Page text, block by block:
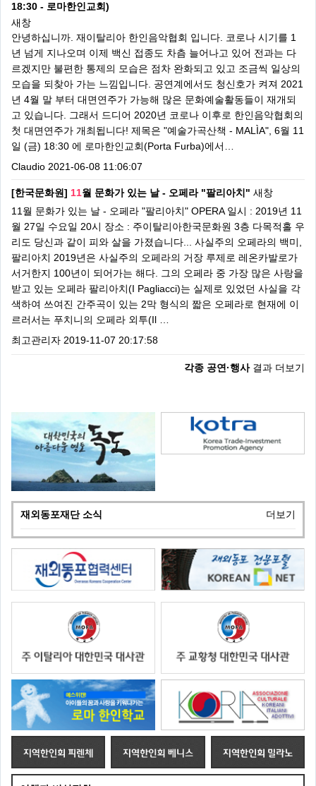
18:30 - 로마한인교회)
새창
안녕하십니까. 재이탈리아 한인음악협회 입니다. 코로나 시기를 1
년 넘게 지나오며 이제 백신 접종도 차츰 늘어나고 있어 전과는 다
르겠지만 불편한 통제의 모습은 점차 완화되고 있고 조금씩 일상의
모습을 되찾아 가는 느낌입니다. 공연계에서도 청신호가 켜져 2021
년 4월 말 부터 대면연주가 가능해 많은 문화예술활동들이 재개되
고 있습니다. 그래서 드디어 2020년 코로나 이후로 한인음악협회의
첫 대면연주가 개최됩니다! 제목은 "예술가곡산책 - MALÌA", 6월 11
일 (금) 18:30 에 로마한인교회(Porta Furba)에서…
Claudio 2021-06-08 11:06:07
[한국문화원] 11월 문화가 있는 날 - 오페라 "팔리아치" 새창
11월 문화가 있는 날 - 오페라 "팔리아치" OPERA 일시 : 2019년 11
월 27일 수요일 20시 장소 : 주이탈리아한국문화원 3층 다목적홀 우
리도 당신과 같이 피와 살을 가졌습니다... 사실주의 오페라의 백미,
팔리아치 2019년은 사실주의 오페라의 거장 루제로 레온카발로가
서거한지 100년이 되어가는 해다. 그의 오페라 중 가장 많은 사랑을
받고 있는 오페라 팔리아치(I Pagliacci)는 실제로 있었던 사실을 각
색하여 쓰여진 간주곡이 있는 2막 형식의 짧은 오페라로 현재에 이
르러서는 푸치니의 오페라 외투(Il …
최고관리자 2019-11-07 20:17:58
각종 공연·행사결과 더보기
재외동포재단 소식 더보기